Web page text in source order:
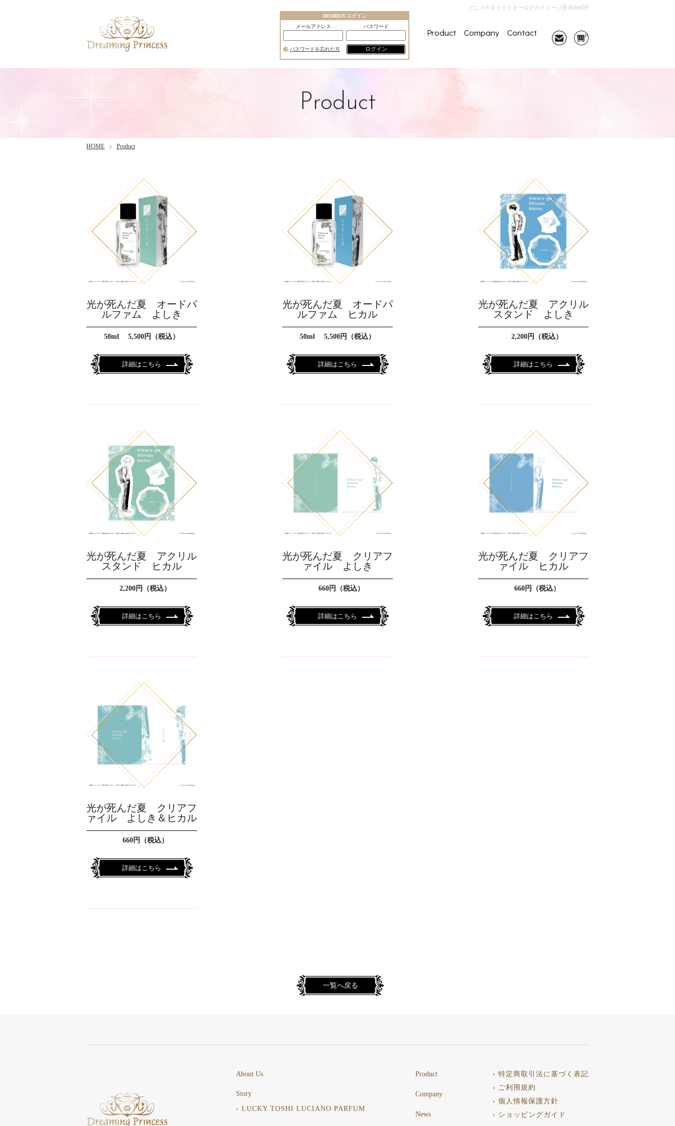
アニメのキャラクターなどのイメージ香水SHOP
Product Company Contact
MEMBER ログイン
メールアドレス
パスワード
パスワードを忘れた方 ログイン
Product
HOME Product
光が死んだ夏 オードパ
ルファム よしき
50ml 5,500円（税込）
詳細はこちら
光が死んだ夏 オードパ
ルファム ヒカル
50ml 5,500円（税込）
詳細はこちら
光が死んだ夏 アクリル
スタンド よしき
2,200円（税込）
詳細はこちら
光が死んだ夏 アクリル
スタンド ヒカル
2,200円（税込）
詳細はこちら
光が死んだ夏 クリアフ
ァイル よしき
660円（税込）
詳細はこちら
光が死んだ夏 クリアフ
ァイル ヒカル
660円（税込）
詳細はこちら
光が死んだ夏 クリアフ
ァイル よしき＆ヒカル
660円（税込）
詳細はこちら
一覧へ戻る
About Us
Story
› LUCKY TOSHI LUCIANO PARFUM
Product
Company
News
› 特定商取引法に基づく表記
› ご利用規約
› 個人情報保護方針
› ショッピングガイド